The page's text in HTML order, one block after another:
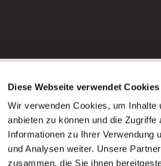
Diese Webseite verwendet Cookies
Wir verwenden Cookies, um
anbieten zu können und die
Informationen zu Ihrer Verwendung
und Analysen weiter. Unsere
zusammen, die Sie ihnen
GmbH
e.V.)
Bewerbungstipps
Bewerbung als
Bewerbung als
Bewerbung als
Bewerbung als